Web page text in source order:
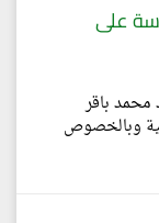
على
محمد باقر
وبالخصوص